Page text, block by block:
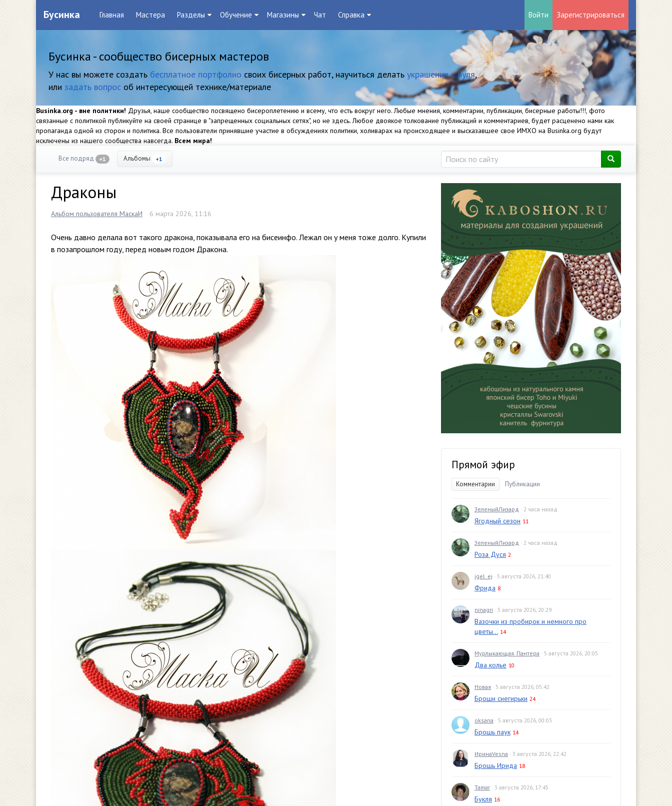
Бусинка Главная Мастера Разделы Обучение Магазины Чат Справка Войти Зарегистрироваться
Бусинка - сообщество бисерных мастеров
У нас вы можете создать бесплатное портфолио своих бисерных работ, научиться делать украшение с нуля,
или задать вопрос об интересующей технике/материале
Businka.org - вне политики! Друзья, наше сообщество посвящено бисероплетению и всему, что есть вокруг него. Любые мнения, комментарии, публикации, бисерные работы!!!, фото
связанные с политикой публикуйте на своей странице в "запрещенных социальных сетях", но не здесь. Любое двоякое толкование публикаций и комментариев, будет расценено нами как
пропаганда одной из сторон и политика. Все пользователи принявшие участие в обсуждениях политики, холиварах на происходящее и высказавшее свое ИМХО на Businka.org будут
исключены из нашего сообщества навсегда. Всем мира!
Все подряд +1 Альбомы +1
Драконы
Альбом пользователя МаскаИ 6 марта 2026, 11:16
Очень давно делала вот такого дракона, показывала его на бисеинфо. Лежал он у меня тоже долго. Купили
в позапрошлом году, перед новым годом Дракона.
Прямой эфир
Комментарии Публикации
ЗеленыйЛизард · 2 часа назад
Ягодный сезон 11
ЗеленыйЛизард · 2 часа назад
Роза Дуся 2
igel_ej · 5 августа 2026, 21:40
Фрида 8
ninagri · 5 августа 2026, 20:29
Вазочки из пробирок и немного про
цветы... 14
Мурлыкающая_Пантера · 5 августа 2026, 20:05
Два колье 10
Новая · 5 августа 2026, 05:42
Броши снегирьки 24
oksana · 5 августа 2026, 00:03
Брошь паук 14
ИринаVesna · 3 августа 2026, 22:42
Брошь Ирида 18
Tamar · 3 августа 2026, 17:45
Букля 16